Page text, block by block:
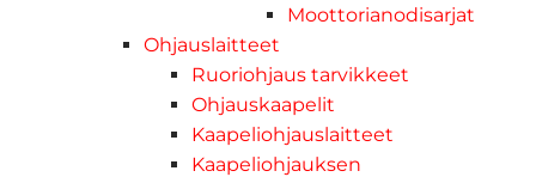
Moottorianodisarjat
Ohjauslaitteet
Ruoriohjaus tarvikkeet
Ohjauskaapelit
Kaapeliohjauslaitteet
Kaapeliohjauksen